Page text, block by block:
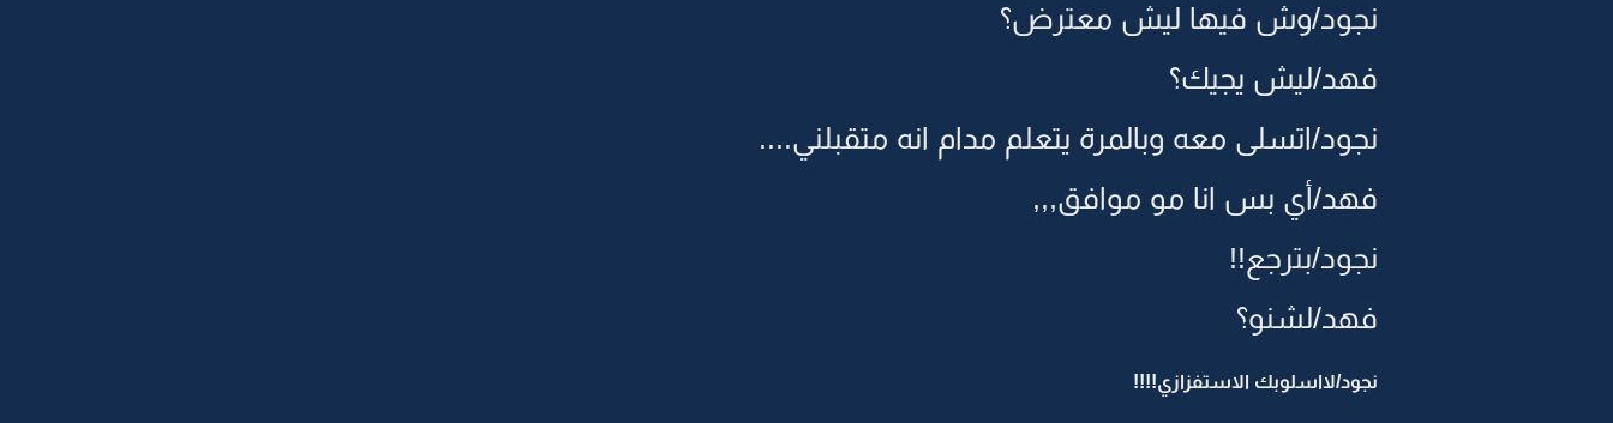
نجود/وش فيها ليش معترض؟
فهد/ليش يجيك؟
نجود/اتسلى معه وبالمرة يتعلم مدام انه متقبلني....
فهد/أي بس انا مو موافق,,,
نجود/بترجع!!
فهد/لشنو؟
نجود/لااسلوبك الاستفزازي!!!!